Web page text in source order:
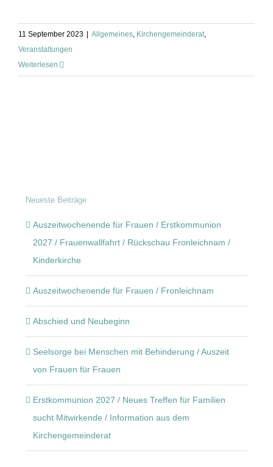
11 September 2023 Allgemeines, Kirchengemeinderat,
Veranstaltungen
Weiterlesen
Neueste Beiträge
Auszeitwochenende für Frauen / Erstkommunion
2027 / Frauenwallfahrt / Rückschau Fronleichnam /
Kinderkirche
Auszeitwochenende für Frauen / Fronleichnam
Abschied und Neubeginn
Seelsorge bei Menschen mit Behinderung / Auszeit
von Frauen für Frauen
Erstkommunion 2027 / Neues Treffen für Familien
sucht Mitwirkende / Information aus dem
Kirchengemeinderat